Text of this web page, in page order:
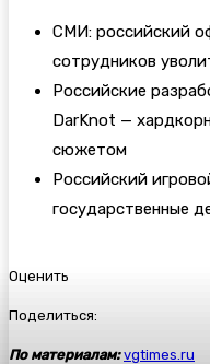
СМИ: российский
сотрудников
Российские
DarKnot —
сюжетом
Российский
государственные
Оценить
Поделиться:
По материалам: vgtimes.ru